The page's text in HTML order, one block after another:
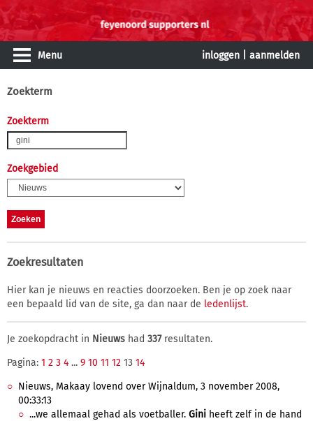
Menu inloggen aanmelden
Zoekterm
Zoekterm
Zoekgebied
Zoekresultaten
Hier kan je nieuws en reacties doorzoeken. Ben je op zoek naar
een bepaald lid van de site, ga dan naar de ledenlijst.
Je zoekopdracht in Nieuws had 337resultaten.
Pagina: 1 2 3 4 ... 9 10 11 12 13 14
Nieuws, Makaay lovend over Wijnaldum, 3 november 2008,
00:33:13
...we allemaal gehad als voetballer. Gini heeft zelf in de hand